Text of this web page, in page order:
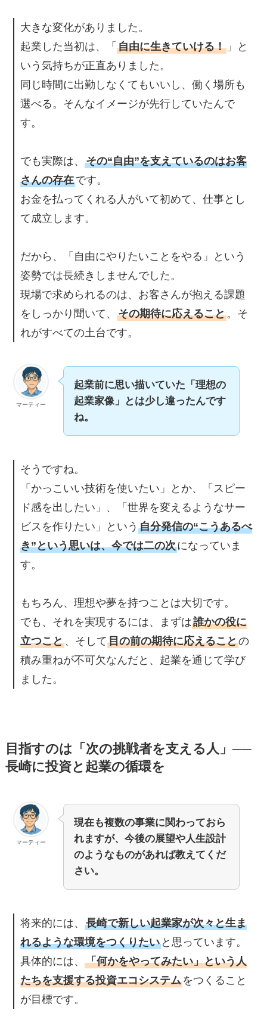
大きな変化がありました。
起業した当初は、「自由に生きていける！ 」と
いう気持ちが正直ありました。
同じ時間に出勤しなくてもいいし、働く場所も
選べる。そんなイメージが先行していたんで
す。
でも実際は、その“自由”を支えているのはお客
さんの存在です。
お金を払ってくれる人がいて初めて、仕事とし
て成立します。
だから、「自由にやりたいことをやる」という
姿勢では長続きしませんでした。
現場で求められるのは、お客さんが抱える課題
をしっかり聞いて、その期待に応えること。そ
れがすべての土台です。
マーティー
起業前に思い描いていた「理想の
起業家像」とは少し違ったんです
ね。
そうですね。
「かっこいい技術を使いたい」とか、「スピー
ド感を出したい」、「世界を変えるようなサー
ビスを作りたい」という自分発信の“こうあるべ
き”という思いは、今では二の次になっていま
す。
もちろん、理想や夢を持つことは大切です。
でも、それを実現するには、まずは誰かの役に
立つこと、そして目の前の期待に応えることの
積み重ねが不可欠なんだと、起業を通じて学び
ました。
目指すのは「次の挑戦者を支える人」──
長崎に投資と起業の循環を
マーティー
現在も複数の事業に関わっておら
れますが、今後の展望や人生設計
のようなものがあれば教えてくだ
さい。
将来的には、長崎で新しい起業家が次々と生ま
れるような環境をつくりたい と思っています。
具体的には、「何かをやってみたい」という人
たちを支援する投資エコシステムをつくること
が目標です。